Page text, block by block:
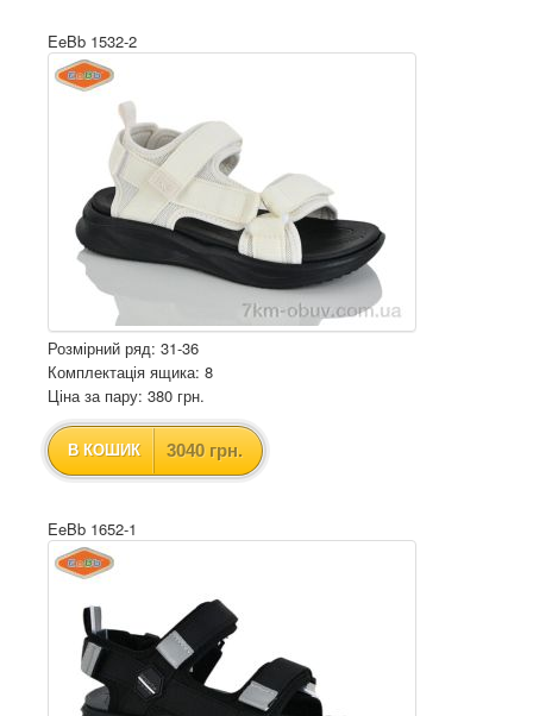
EeBb 1532-2
Розмірний ряд: 31-36
Комплектація ящика: 8
Ціна за пару: 380 грн.
В КОШИК 3040 грн.
EeBb 1652-1